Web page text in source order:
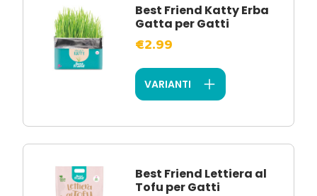
Best Friend Katty Erba
Gatta per Gatti
€2.99
VARIANTI
Best Friend Lettiera al
Tofu per Gatti